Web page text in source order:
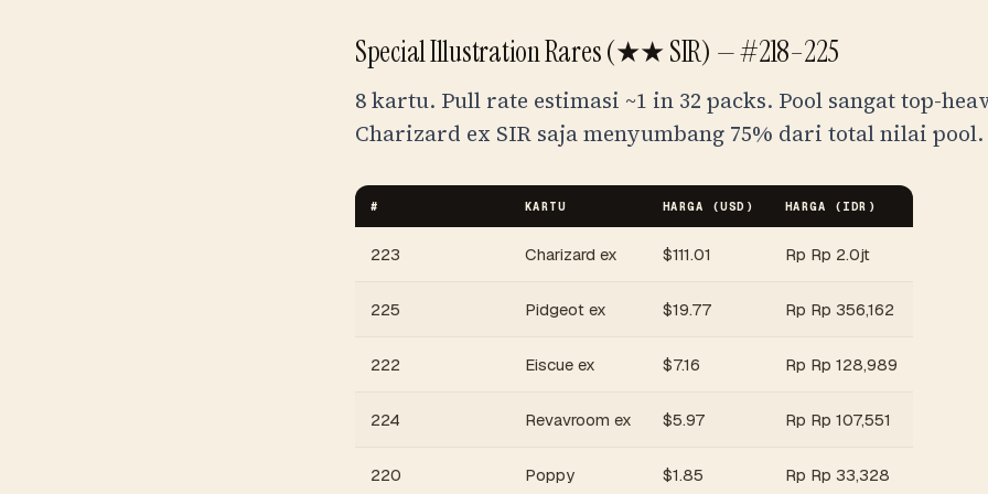
Special Illustration Rares (★★ SIR) —#218–225
8 kartu. Pull rate estimasi ~1 in 32 packs. Pool sangat top-
Charizard ex SIR saja menyumbang 75% dari total nilai pool.
# KARTU HARGA (USD) HARGA ( IDR )
223 Charizard ex $111.01 Rp Rp 2.0jt
225 Pidgeot ex $19.77 Rp Rp 356,162
222 Eiscue ex $7.16 Rp Rp 128,989
224 Revavroom ex $5.97 Rp Rp 107,551
220 Poppy $1.85 Rp Rp 33,328